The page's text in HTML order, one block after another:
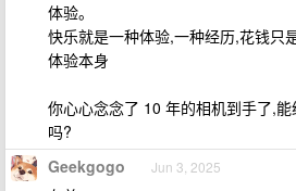
体验。
快乐就是一种体验,一种经历,花钱只
体验本身
你心心念念了 10 年的相机到手了,
吗?
Geekgogo Jun 3, 2025